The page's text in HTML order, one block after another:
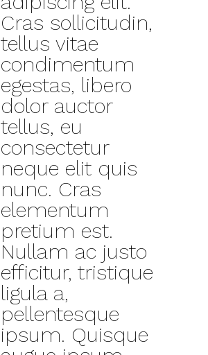
Cras sollicitudin,
tellus vitae
condimentum
egestas, libero
dolor auctor
tellus, eu
consectetur
neque elit quis
nunc. Cras
elementum
pretium est.
Nullam ac justo
efficitur, tristique
ligula a,
pellentesque
ipsum. Quisque